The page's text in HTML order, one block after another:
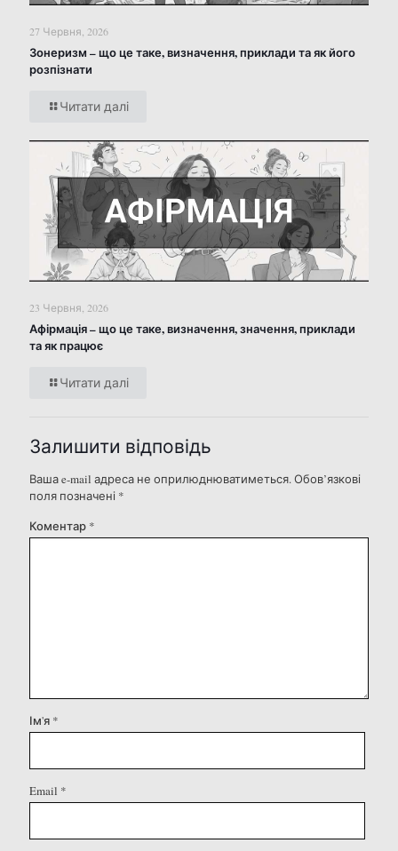
27 Червня, 2026
Зонеризм – що це таке, визначення, приклади та як його
розпізнати
Читати далі
23 Червня, 2026
Афірмація – що це таке, визначення, значення, приклади
та як працює
Читати далі
Залишити відповідь
Ваша e-mail адреса не оприлюднюватиметься.Обов’язкові
поля позначені *
Коментар *
Ім'я *
Email *